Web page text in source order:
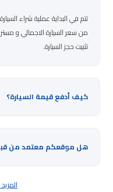
تتم في البداية عملية شراء
من سعر السيارة الاجمالي و
تثبيت حجز السيارة.
كيف أدفع قيمة السيارة؟
هل موقعكم معتمد من قبل